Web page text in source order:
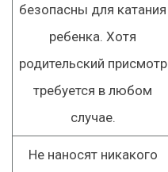
безопасны для катания
ребенка. Хотя
родительский присмотр
требуется в любом
случае.
Не наносят никакого